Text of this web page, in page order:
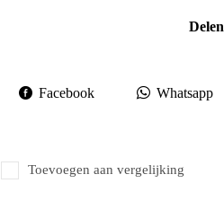
Delen
Facebook Whatsapp
Toevoegen aan vergelijking